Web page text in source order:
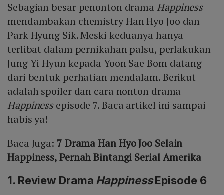
Sebagian besar penonton drama Happiness
mendambakan chemistry Han Hyo Joo dan
Park Hyung Sik. Meski keduanya hanya
terlibat dalam pernikahan palsu, perlakukan
Jung Yi Hyun kepada Yoon Sae Bom datang
dari bentuk perhatian mendalam. Berikut
adalah spoiler dan cara nonton drama
Happinessepisode 7. Baca artikel ini sampai
habis ya!
Baca Juga: 7 Drama Han Hyo Joo Selain
Happiness, Pernah Bintangi Serial Amerika
1. Review Drama HappinessEpisode 6